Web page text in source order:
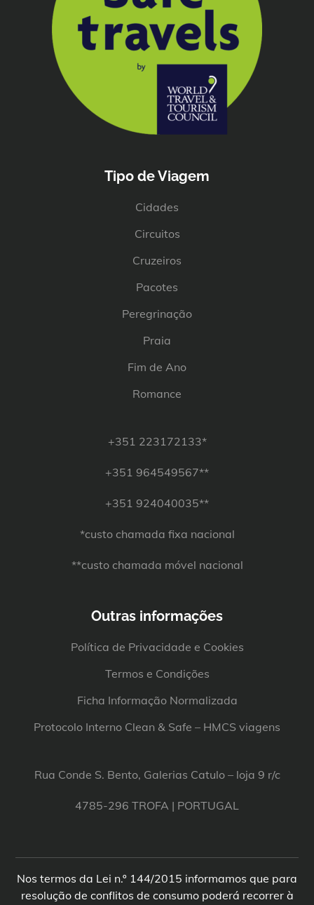
Tipo de Viagem
Cidades
Circuitos
Cruzeiros
Pacotes
Peregrinação
Praia
Fim de Ano
Romance
+351 223172133*
+351 964549567**
+351 924040035**
*custo chamada fixa nacional
**custo chamada móvel nacional
Outras informações
Política de Privacidade e Cookies
Termos e Condições
Ficha Informação Normalizada
Protocolo Interno Clean & Safe – HMCS viagens
Rua Conde S. Bento, Galerias Catulo – loja 9 r/c
4785-296 TROFA | PORTUGAL
Nos termos da Lei n.º 144/2015 informamos que para
resolução de conflitos de consumo poderá recorrer à